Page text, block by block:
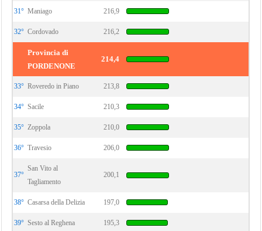
31° Maniago 216,9
32° Cordovado 216,2
Provincia di
PORDENONE
214,4
33° Roveredo in Piano 213,8
34° Sacile 210,3
35° Zoppola 210,0
36° Travesio 206,0
37°
San Vito al
Tagliamento
200,1
38° Casarsa della Delizia 197,0
39° Sesto al Reghena 195,3